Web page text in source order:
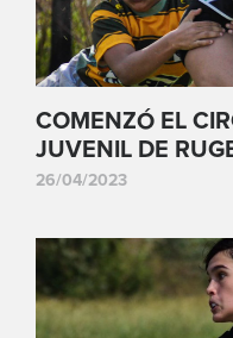
COMENZÓ EL
JUVENIL DE
26/04/2023